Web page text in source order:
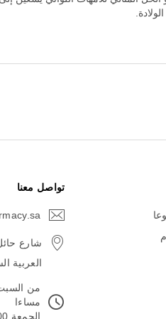
تواصل معنا
شارع
العربية
مساءا
الجمعة 2:00 مساءا - 10:00 مساءا